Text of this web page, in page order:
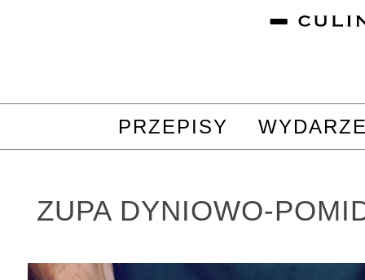
PRZEPISY
ZUPA DYNIOWO-